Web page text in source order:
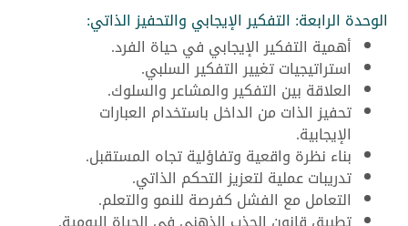
الوحدة الرابعة: التفكير الإيجابي والتحفيز الذاتي:
أهمية التفكير الإيجابي في حياة الفرد.
استراتيجيات تغيير التفكير السلبي.
العلاقة بين التفكير والمشاعر والسلوك.
تحفيز الذات من الداخل باستخدام العبارات
الإيجابية.
بناء نظرة واقعية وتفاؤلية تجاه المستقبل.
تدريبات عملية لتعزيز التحكم الذاتي.
التعامل مع الفشل كفرصة للنمو والتعلم.